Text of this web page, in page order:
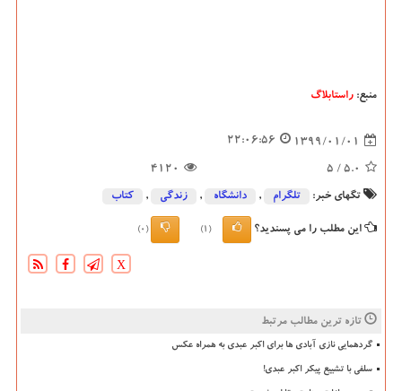
منبع: راستابلاگ
1399/01/01
22:06:56
5.0
/ 5
4120
تگهای خبر: تلگرام , دانشگاه‌ , زندگی , كتاب
این مطلب را می پسندید؟ (1)
(0)
X
تازه ترین مطالب مرتبط
گردهمایی نازی آبادی ها برای اکبر عبدی به همراه عکس
سلفی با تشییع پیکر اکبر عبدی!